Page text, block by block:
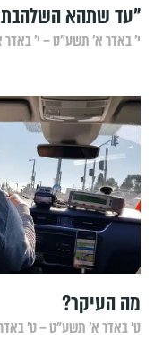
"עד שתהא השלהבת
י׳ באדר א׳ תשע״ט – י׳ באדר א׳
מה העיקר?
ט׳ באדר א׳ תשע״ט – ט׳ באדר א׳